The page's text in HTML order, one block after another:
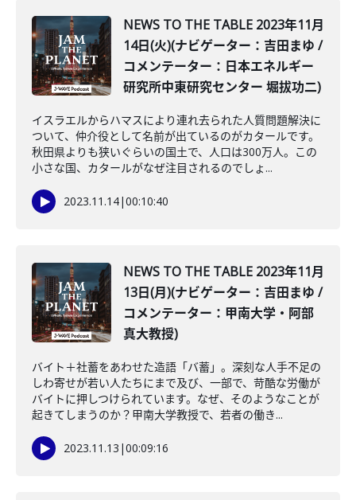
NEWS TO THE TABLE 2023年11月
14日(火)(ナビゲーター：吉田まゆ /
コメンテーター：日本エネルギー
研究所中東研究センター 堀拔功二)
イスラエルからハマスにより連れ去られた人質問題解決に
ついて、仲介役として名前が出ているのがカタールです。
秋田県よりも狭いぐらいの国土で、人口は300万人。この
小さな国、カタールがなぜ注目されるのでしょ...
2023.11.14|00:10:40
NEWS TO THE TABLE 2023年11月
13日(月)(ナビゲーター：吉田まゆ /
コメンテーター：甲南大学・阿部
真大教授)
バイト＋社蓄をあわせた造語「バ蓄」。深刻な人手不足の
しわ寄せが若い人たちにまで及び、一部で、苛酷な労働が
バイトに押しつけられています。なぜ、そのようなことが
起きてしまうのか？甲南大学教授で、若者の働き...
2023.11.13 |00:09:16